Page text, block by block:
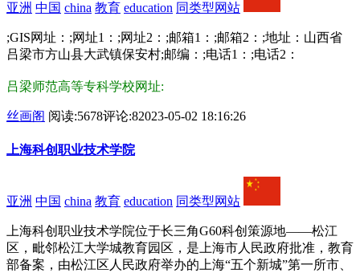
亚洲 中国 china 教育 education 同类型网站
;GIS网址：;网址1：;网址2：;邮箱1：;邮箱2：;地址：山西省
吕梁市方山县大武镇保安村;邮编：;电话1：;电话2：
吕梁师范高等专科学校网址:
丝画阁 阅读:5678评论:82023-05-02 18:16:26
上海科创职业技术学院
亚洲 中国 china 教育 education 同类型网站
上海科创职业技术学院位于长三角G60科创策源地——松江
区，毗邻松江大学城教育园区，是上海市人民政府批准，教育
部备案，由松江区人民政府举办的上海“五个新城”第一所市、